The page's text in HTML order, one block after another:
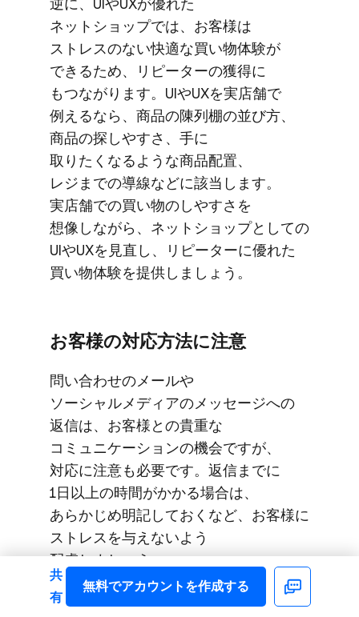
逆に、​UIや​UXが​優れた​
ネットショップでは、​お客様は​
ストレスの​ない​快適な​買い物体験が​
できる​ため、​リピーターの​獲得に​
もつながります。​UIや​UXを​実店舗で​
例えるなら、​商品の​陳列棚の​並び方、​
商品の​探しやすさ、​手に​
取りたくなるような​商品配置、​
レジまでの​導線などに​該当します。​
実店舗での​買い物の​しやすさを​
想像しながら、​ネットショップと​しての​
UIや​UXを​見直し、​リピーターに​優れた​
買い物体験を​提供しましょう。
お客様の​対応方​法に​注意
問い​合わせの​メールや​
ソーシャルメディアの​メッセージへの​
返信は、​お客様との​貴重な​
コミュニケーションの​機会ですが、​
対応に​注意も​必要です。​返信までに​
1日以上の​時間が​かかる​場合は、​
あらかじめ明記しておくなど、​お客様に​
ストレスを​与えないよう​
配慮しましょう。
一方で、​お客様からの​連絡の​意図を​
Facebook
共
有
無料で​アカウントを​作成する